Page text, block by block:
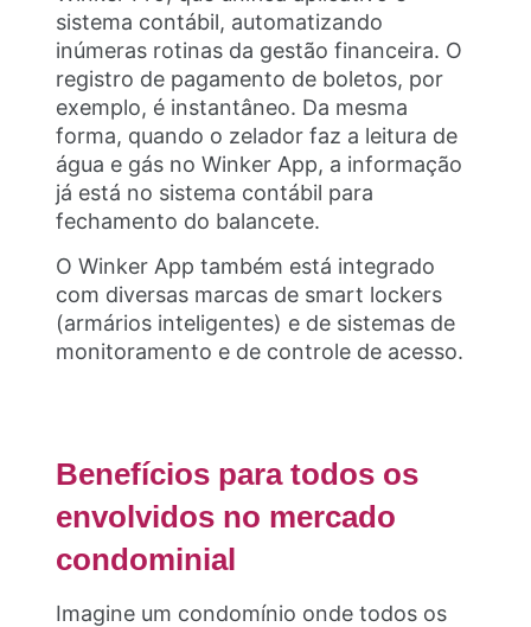
sistema contábil, automatizando
inúmeras rotinas da gestão financeira. O
registro de pagamento de boletos, por
exemplo, é instantâneo. Da mesma
forma, quando o zelador faz a leitura de
água e gás no Winker App, a informação
já está no sistema contábil para
fechamento do balancete.
O Winker App também está integrado
com diversas marcas de smart lockers
(armários inteligentes) e de sistemas de
monitoramento e de controle de acesso.
Benefícios para todos os
envolvidos no mercado
condominial
Imagine um condomínio onde todos os